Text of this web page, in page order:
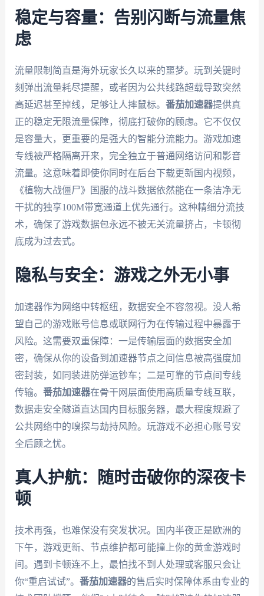
稳定与容量：告别闪断与流量焦
虑
流量限制简直是海外玩家长久以来的噩梦。玩到关键时
刻弹出流量耗尽提醒，或者因为公共线路超载导致突然
高延迟甚至掉线，足够让人摔鼠标。 番茄加速器提供真
正的稳定无限流量保障，彻底打破你的顾虑。它不仅仅
是容量大，更重要的是强大的智能分流能力。游戏加速
专线被严格隔离开来，完全独立于普通网络访问和影音
流量。这意味着即使你同时在后台下载更新国内视频，
《植物大战僵尸》国服的战斗数据依然能在一条洁净无
干扰的独享100M带宽通道上优先通行。这种精细分流技
术，确保了游戏数据包永远不被无关流量挤占，卡顿彻
底成为过去式。
隐私与安全：游戏之外无小事
加速器作为网络中转枢纽，数据安全不容忽视。没人希
望自己的游戏账号信息或联网行为在传输过程中暴露于
风险。这需要双重保障：一是传输层面的数据安全加
密 ，确保从你的设备到加速器节点之间信息被高强度加
密封装，如同装进防弹运钞车；二是可靠的节点间 专线
传输。 番茄加速器在骨干网层面使用高质量专线互联，
数据走安全隧道直达国内目标服务器，最大程度规避了
公共网络中的嗅探与劫持风险。玩游戏不必担心账号安
全后顾之忧。
真人护航：随时击破你的深夜卡
顿
技术再强，也难保没有突发状况。国内半夜正是欧洲的
下午，游戏更新、节点维护都可能撞上你的黄金游戏时
间。遇到卡顿连不上，最怕找不到人处理或客服只会让
你“重启试试”。 番茄加速器的售后实时保障体系由专业的